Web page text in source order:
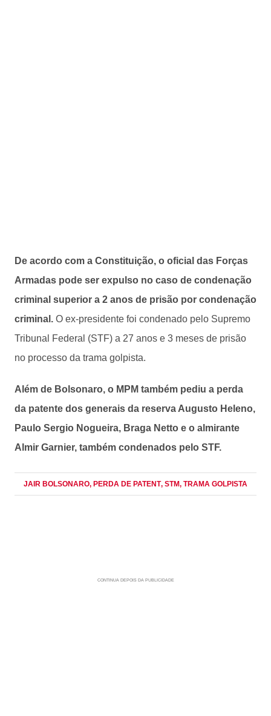
De acordo com a Constituição, o oficial das Forças
Armadas pode ser expulso no caso de condenação
criminal superior a 2 anos de prisão por condenação
criminal. O ex-presidente foi condenado pelo Supremo
Tribunal Federal (STF) a 27 anos e 3 meses de prisão
no processo da trama golpista.
Além de Bolsonaro, o MPM também pediu a perda
da patente dos generais da reserva Augusto Heleno,
Paulo Sergio Nogueira, Braga Netto e o almirante
Almir Garnier, também condenados pelo STF.
JAIR BOLSONARO, PERDA DE PATENT, STM, TRAMA GOLPISTA